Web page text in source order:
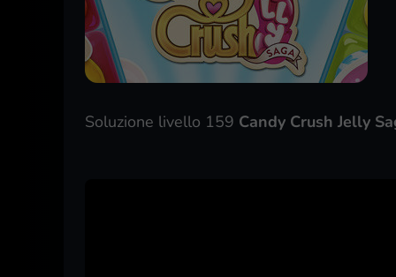
Soluzione livello 159 Candy Crush Jelly